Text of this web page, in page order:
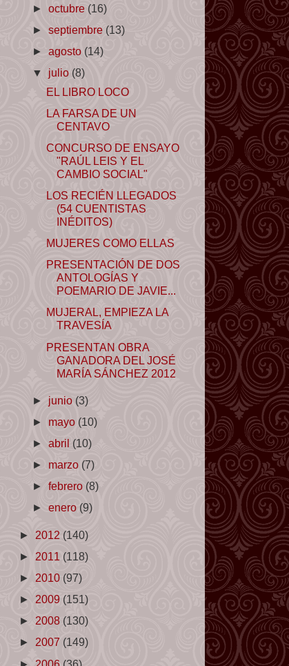
►octubre (16)
►septiembre (13)
►agosto (14)
▼ julio (8)
EL LIBRO LOCO
LA FARSA DE UN
CENTAVO
CONCURSO DE ENSAYO
"RAÚL LEIS Y EL
CAMBIO SOCIAL"
LOS RECIÉN LLEGADOS
(54 CUENTISTAS
INÉDITOS)
MUJERES COMO ELLAS
PRESENTACIÓN DE DOS
ANTOLOGÍAS Y
POEMARIO DE JAVIE...
MUJERAL, EMPIEZA LA
TRAVESÍA
PRESENTAN OBRA
GANADORA DEL JOSÉ
MARÍA SÁNCHEZ 2012
► junio (3)
► mayo (10)
►abril (10)
► marzo (7)
►febrero (8)
►enero (9)
► 2012 (140)
► 2011 (118)
► 2010 (97)
► 2009 (151)
► 2008 (130)
► 2007 (149)